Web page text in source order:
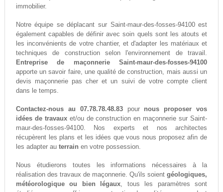
immobilier.
Notre équipe se déplacant sur Saint-maur-des-fosses-94100 est
également capables de définir avec soin quels sont les atouts et
les inconvénients de votre chantier, et d'adapter les matériaux et
techniques de construction selon l'environnement de travail.
Entreprise de maçonnerie Saint-maur-des-fosses-94100
apporte un savoir faire, une qualité de construction, mais aussi un
devis maçonnerie pas cher et un suivi de votre compte client
dans le temps.
Contactez-nous au 07.78.78.48.83pour nous proposer vos
idées de travauxet/ou de construction en maçonnerie sur Saint-
maur-des-fosses-94100. Nos experts et nos architectes
récupèrent les plans et les idées que vous nous proposez afin de
les adapter au terrain en votre possession.
Nous étudierons toutes les informations nécessaires à la
réalisation des travaux de maçonnerie. Qu'ils soientgéologiques,
météorologique ou bien légaux, tous les paramètres sont